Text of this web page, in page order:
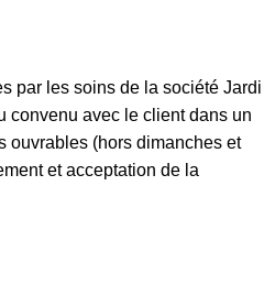
par les soins de la société Jardi
convenu avec le client dans un
ouvrables (hors dimanches et
et acceptation de la